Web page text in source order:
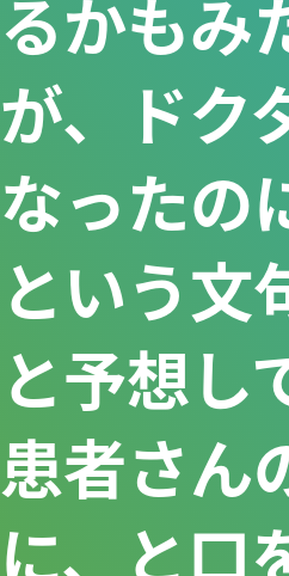
るかもみ
が、ドク
なったの
という文
と予想し
患者さん
に、と口